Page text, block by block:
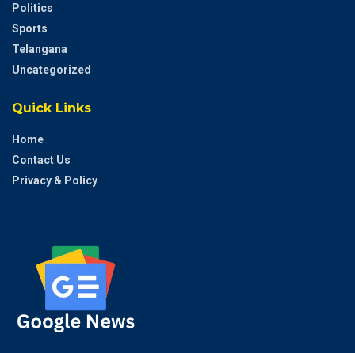
Politics
Sports
Telangana
Uncategorized
Quick Links
Home
Contact Us
Privacy & Policy